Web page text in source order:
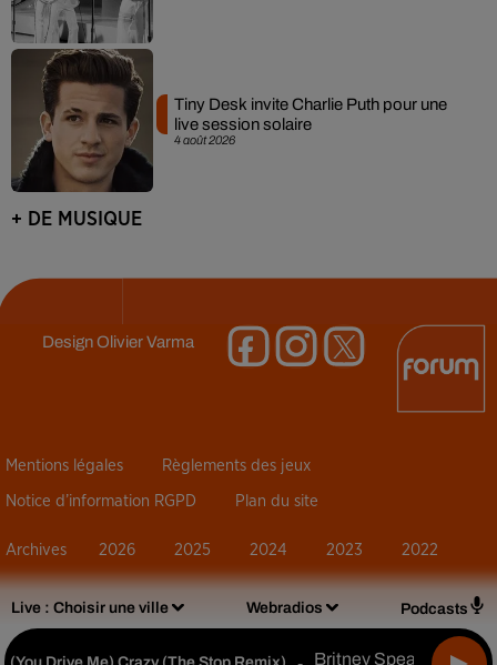
Live : Choisir une ville Webradios Podcasts
Britney Spears
4 août 2026
Tiny Desk invite Charlie Puth pour une
live session solaire
+ DE MUSIQUE
DesignOlivier Varma
Mentions légales Règlements des jeux
Notice d’information RGPD Plan du site
Archives 2026 2025 2024 2023 2022